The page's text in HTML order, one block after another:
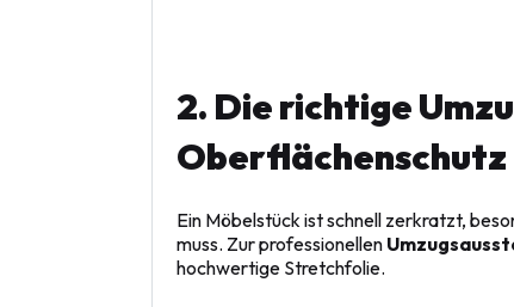
2. Die richtige
Oberflächenschutz
Ein Möbelstück ist schnell zerkratzt,
muss. Zur professionellen
hochwertige Stretchfolie.